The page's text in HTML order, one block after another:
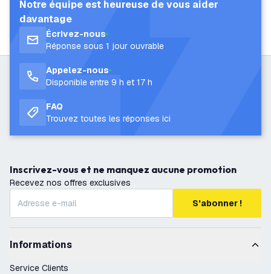
Notre équipe est heureuse de vous aider
davantage
Écrivez-nous
Réponse sous 1 jour ouvrable
Appelez-nous
Disponible entre 9 h et 17 h
FAQ
Trouvez toutes les réponses ici
Inscrivez-vous et ne manquez aucune promotion
Recevez nos offres exclusives
S'abonner !
Informations
Service Clients